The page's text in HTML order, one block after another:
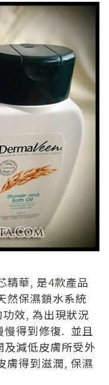
精華, 是4款產品
然保濕鎖水系統
效, 為出現狀況
慢得到修復. 並且
及減低皮膚所受外
膚得到滋潤, 保濕